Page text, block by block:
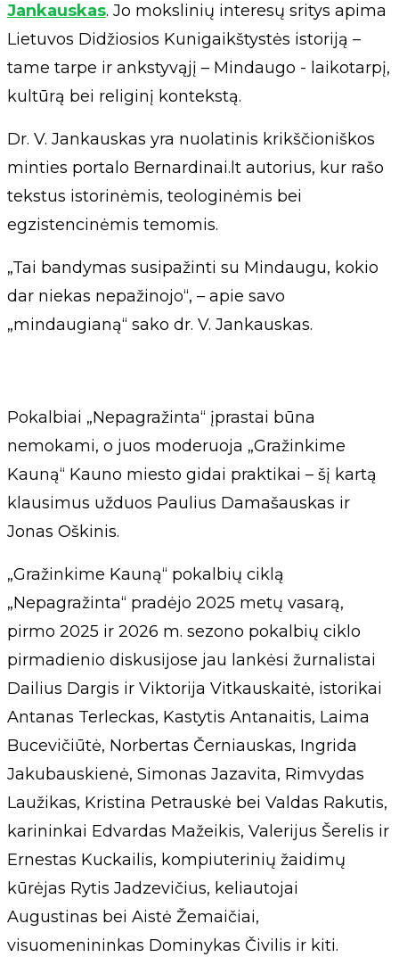
Jankauskas. Jo mokslinių interesų sritys apima
Lietuvos Didžiosios Kunigaikštystės istoriją –
tame tarpe ir ankstyvąjį – Mindaugo - laikotarpį,
kultūrą bei religinį kontekstą.
Dr. V. Jankauskas yra nuolatinis krikščioniškos
minties portalo Bernardinai.lt autorius, kur rašo
tekstus istorinėmis, teologinėmis bei
egzistencinėmis temomis.
„Tai bandymas susipažinti su Mindaugu, kokio
dar niekas nepažinojo“, – apie savo
„mindaugianą“ sako dr. V. Jankauskas.
Pokalbiai „Nepagražinta“ įprastai būna
nemokami, o juos moderuoja „Gražinkime
Kauną“ Kauno miesto gidai praktikai – šį kartą
klausimus užduos Paulius Damašauskas ir
Jonas Oškinis.
„Gražinkime Kauną“ pokalbių ciklą
„Nepagražinta“ pradėjo 2025 metų vasarą,
pirmo 2025 ir 2026 m. sezono pokalbių ciklo
pirmadienio diskusijose jau lankėsi žurnalistai
Dailius Dargis ir Viktorija Vitkauskaitė, istorikai
Antanas Terleckas, Kastytis Antanaitis, Laima
Bucevičiūtė, Norbertas Černiauskas, Ingrida
Jakubauskienė, Simonas Jazavita, Rimvydas
Laužikas, Kristina Petrauskė bei Valdas Rakutis,
karininkai Edvardas Mažeikis, Valerijus Šerelis ir
Ernestas Kuckailis, kompiuterinių žaidimų
kūrėjas Rytis Jadzevičius, keliautojai
Augustinas bei Aistė Žemaičiai,
visuomenininkas Dominykas Čivilis ir kiti.